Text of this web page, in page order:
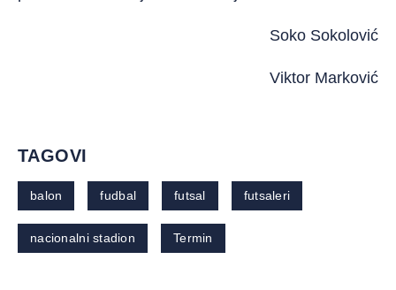
Soko Sokolović
Viktor Marković
TAGOVI
balon fudbal futsal futsaleri
nacionalni stadion Termin